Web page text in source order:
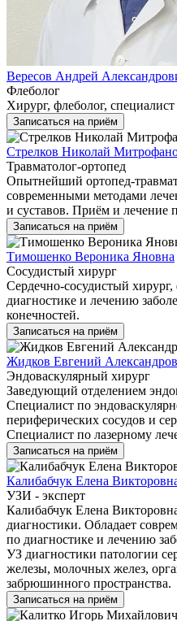
Вересов Андрей
Флеболог
Хирург, флеболог,
Записаться на приём
Стрелков Николай
Травматолог-ортопед
Опытнейший ортопед-
современными методами
и суставов. Приём и лечение
Записаться на приём
Тимошенко Вероника Яновна
Сосудистый хирург
Сердечно-сосудистый
диагностике и лечению
конечностей.
Записаться на приём
Жидков Евгений
Эндоваскулярный хирург
Заведующий отделением
Специалист по
периферических сосудов и
Специалист по лазерному
Записаться на приём
Калибабчук Елена
УЗИ - эксперт
Калибабчук Елена
диагностики. Обладает
по диагностике и лечению
УЗ диагностики патологии
железы, молочных желез,
забрюшинного пространства.
Записаться на приём